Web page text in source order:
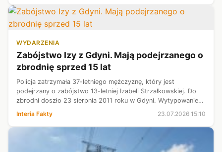
WYDARZENIA
Zabójstwo Izy z Gdyni. Mają podejrzanego o
zbrodnię sprzed 15 lat
Policja zatrzymała 37-letniego mężczyznę, który jest
podejrzany o zabójstwo 13-letniej Izabeli Strzałkowskiej. Do
zbrodni doszło 23 sierpnia 2011 roku w Gdyni. Wytypowanie
podejrzanego było możliwe dzięki rewolucyjnej metodzie z
zakresu badań DNA - g...
Interia Fakty 23.07.2026 15:10